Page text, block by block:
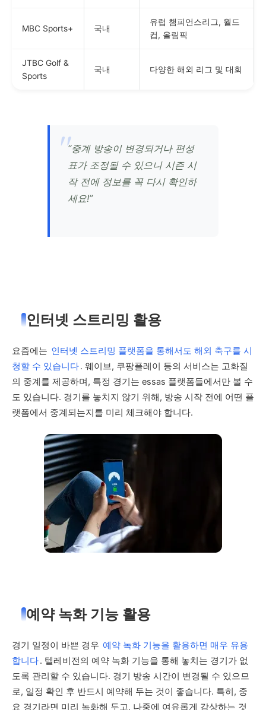
MBC Sports+ 국내
유럽 챔피언스리그, 월드
컵, 올림픽
JTBC Golf &
Sports
국내 다양한 해외 리그 및 대회
“중계 방송이 변경되거나 편성
표가 조정될 수 있으니 시즌 시
작 전에 정보를 꼭 다시 확인하
세요!”
인터넷 스트리밍 활용
요즘에는 인터넷 스트리밍 플랫폼을 통해서도 해외 축구를 시
청할 수 있습니다. 웨이브, 쿠팡플레이 등의 서비스는 고화질
의 중계를 제공하며, 특정 경기는 essas 플랫폼들에서만 볼 수
도 있습니다. 경기를 놓치지 않기 위해, 방송 시작 전에 어떤 플
랫폼에서 중계되는지를 미리 체크해야 합니다.
예약 녹화 기능 활용
경기 일정이 바쁜 경우 예약 녹화 기능을 활용하면 매우 유용
합니다. 텔레비전의 예약 녹화 기능을 통해 놓치는 경기가 없
도록 관리할 수 있습니다. 경기 방송 시간이 변경될 수 있으므
로, 일정 확인 후 반드시 예약해 두는 것이 좋습니다. 특히, 중
요 경기라면 미리 녹화해 두고, 나중에 여유롭게 감상하는 것